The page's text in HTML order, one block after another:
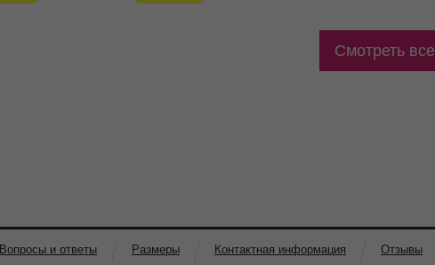
Смотреть все
Вопросы и ответы Размеры Контактная информация Отзывы